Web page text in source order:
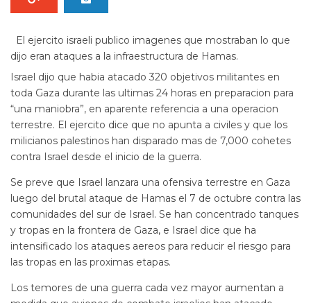
El ejercito israeli publico imagenes que mostraban lo que
dijo eran ataques a la infraestructura de Hamas.
Israel dijo que habia atacado 320 objetivos militantes en
toda Gaza durante las ultimas 24 horas en preparacion para
“una maniobra”, en aparente referencia a una operacion
terrestre. El ejercito dice que no apunta a civiles y que los
milicianos palestinos han disparado mas de 7,000 cohetes
contra Israel desde el inicio de la guerra.
Se preve que Israel lanzara una ofensiva terrestre en Gaza
luego del brutal ataque de Hamas el 7 de octubre contra las
comunidades del sur de Israel. Se han concentrado tanques
y tropas en la frontera de Gaza, e Israel dice que ha
intensificado los ataques aereos para reducir el riesgo para
las tropas en las proximas etapas.
Los temores de una guerra cada vez mayor aumentan a